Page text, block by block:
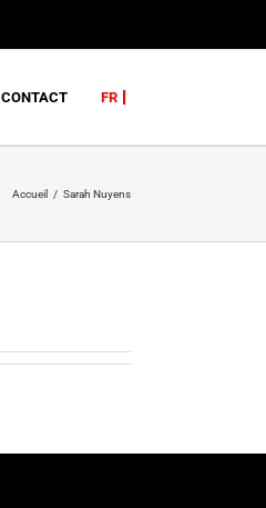
CONTACT FR
Accueil Sarah Nuyens